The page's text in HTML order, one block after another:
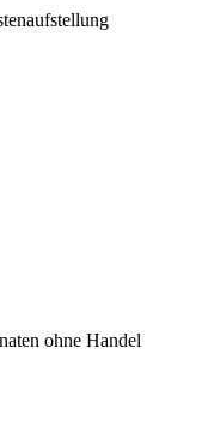
ohne Handel